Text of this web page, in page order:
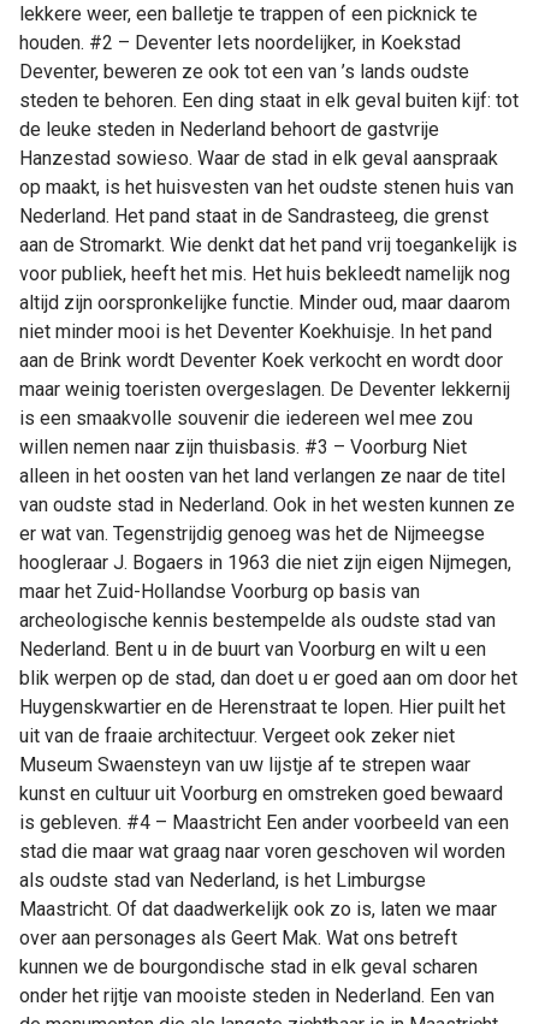
lekkere weer, een balletje te trappen of een picknick te
houden. #2 – Deventer Iets noordelijker, in Koekstad
Deventer, beweren ze ook tot een van ’s lands oudste
steden te behoren. Een ding staat in elk geval buiten kijf: tot
de leuke steden in Nederland behoort de gastvrije
Hanzestad sowieso. Waar de stad in elk geval aanspraak
op maakt, is het huisvesten van het oudste stenen huis van
Nederland. Het pand staat in de Sandrasteeg, die grenst
aan de Stromarkt. Wie denkt dat het pand vrij toegankelijk is
voor publiek, heeft het mis. Het huis bekleedt namelijk nog
altijd zijn oorspronkelijke functie. Minder oud, maar daarom
niet minder mooi is het Deventer Koekhuisje. In het pand
aan de Brink wordt Deventer Koek verkocht en wordt door
maar weinig toeristen overgeslagen. De Deventer lekkernij
is een smaakvolle souvenir die iedereen wel mee zou
willen nemen naar zijn thuisbasis. #3 – Voorburg Niet
alleen in het oosten van het land verlangen ze naar de titel
van oudste stad in Nederland. Ook in het westen kunnen ze
er wat van. Tegenstrijdig genoeg was het de Nijmeegse
hoogleraar J. Bogaers in 1963 die niet zijn eigen Nijmegen,
maar het Zuid-Hollandse Voorburg op basis van
archeologische kennis bestempelde als oudste stad van
Nederland. Bent u in de buurt van Voorburg en wilt u een
blik werpen op de stad, dan doet u er goed aan om door het
Huygenskwartier en de Herenstraat te lopen. Hier puilt het
uit van de fraaie architectuur. Vergeet ook zeker niet
Museum Swaensteyn van uw lijstje af te strepen waar
kunst en cultuur uit Voorburg en omstreken goed bewaard
is gebleven. #4 – Maastricht Een ander voorbeeld van een
stad die maar wat graag naar voren geschoven wil worden
als oudste stad van Nederland, is het Limburgse
Maastricht. Of dat daadwerkelijk ook zo is, laten we maar
over aan personages als Geert Mak. Wat ons betreft
kunnen we de bourgondische stad in elk geval scharen
onder het rijtje van mooiste steden in Nederland. Een van